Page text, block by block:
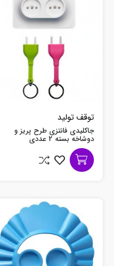
توقف تولید
جاکلیدی فانتزی طرح پریز و
دوشاخه بسته 2 عددی